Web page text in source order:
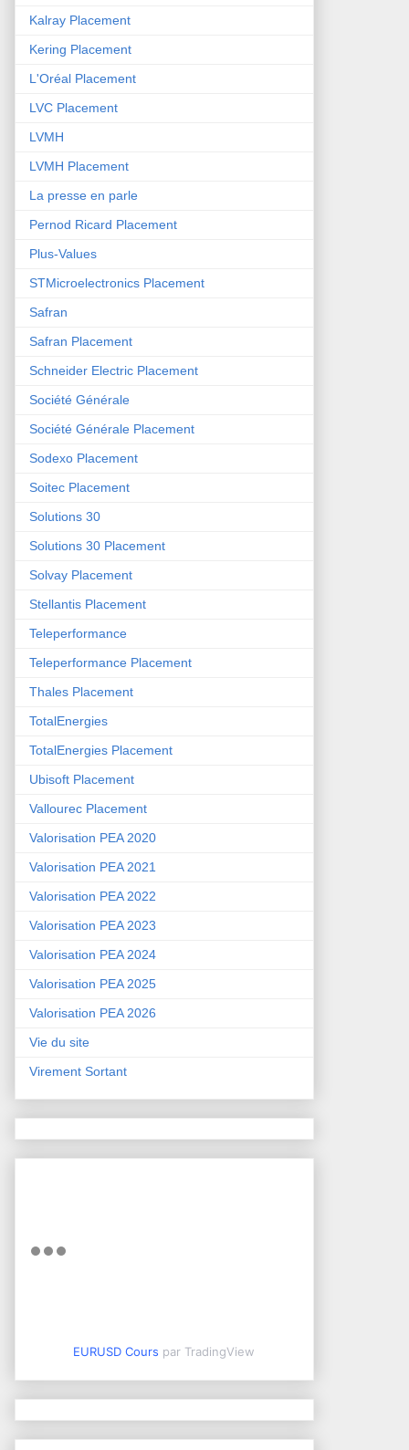
Kalray Placement
Kering Placement
L'Oréal Placement
LVC Placement
LVMH
LVMH Placement
La presse en parle
Pernod Ricard Placement
Plus-Values
STMicroelectronics Placement
Safran
Safran Placement
Schneider Electric Placement
Société Générale
Société Générale Placement
Sodexo Placement
Soitec Placement
Solutions 30
Solutions 30 Placement
Solvay Placement
Stellantis Placement
Teleperformance
Teleperformance Placement
Thales Placement
TotalEnergies
TotalEnergies Placement
Ubisoft Placement
Vallourec Placement
Valorisation PEA 2020
Valorisation PEA 2021
Valorisation PEA 2022
Valorisation PEA 2023
Valorisation PEA 2024
Valorisation PEA 2025
Valorisation PEA 2026
Vie du site
Virement Sortant
EURUSD Cours par TradingView